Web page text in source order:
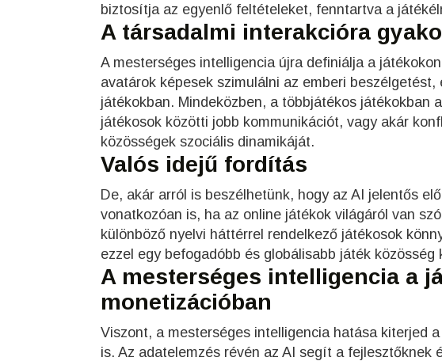
biztosítja az egyenlő feltételeket, fenntartva a
A társadalmi interakcióra
A mesterséges intelligencia újra definiálja a
avatárok képesek szimulálni az emberi
játékokban. Mindeközben, a többjátékos játékokban
játékosok közötti jobb kommunikációt, vagy akár
közösségek szociális dinamikáját.
Valós idejű fordítás
De, akár arról is beszélhetünk, hogy az AI jelentős
vonatkozóan is, ha az online játékok világáról van
különböző nyelvi háttérrel rendelkező játékosok
ezzel egy befogadóbb és globálisabb játék közösség
A mesterséges intelligencia a
monetizációban
Viszont, a mesterséges intelligencia hatása kiterjed
is. Az adatelemzés révén az AI segít a fejlesztőknek